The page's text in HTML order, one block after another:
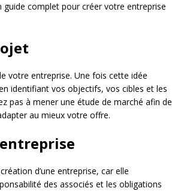
guide complet pour créer votre entreprise
votre entreprise. Une fois cette idée
identifiant vos objectifs, vos cibles et les
pas à mener une étude de marché afin de
au mieux votre offre.
d’une entreprise, car elle
des associés et les obligations